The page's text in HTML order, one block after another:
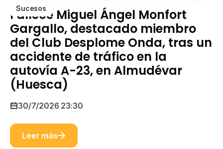
Sucesos
Fallece Miguel Ángel Monfort
Gargallo, destacado miembro
del Club Desplome Onda, tras un
accidente de tráfico en la
autovía A-23, en Almudévar
(Huesca)
30/7/2026 23:30
Leer más